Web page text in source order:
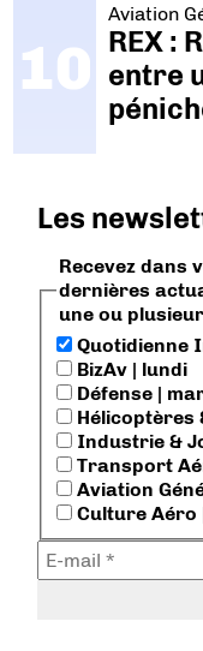
Aviation
REX :
entre
Les
Recevez dans
dernières
une ou
Quotidienne
BizAv | lundi
Défense |
Hélicoptères
Industrie &
Transport
Aviation
Culture Aéro